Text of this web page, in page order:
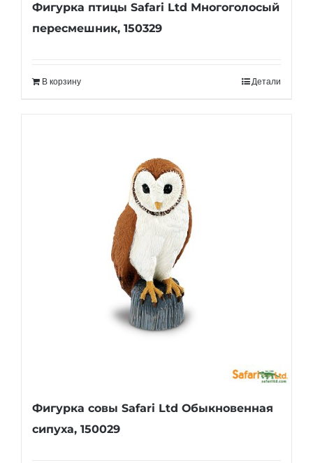
Фигурка птицы Safari Ltd Многоголосый
пересмешник, 150329
В корзину Детали
Фигурка совы Safari Ltd Обыкновенная
сипуха, 150029